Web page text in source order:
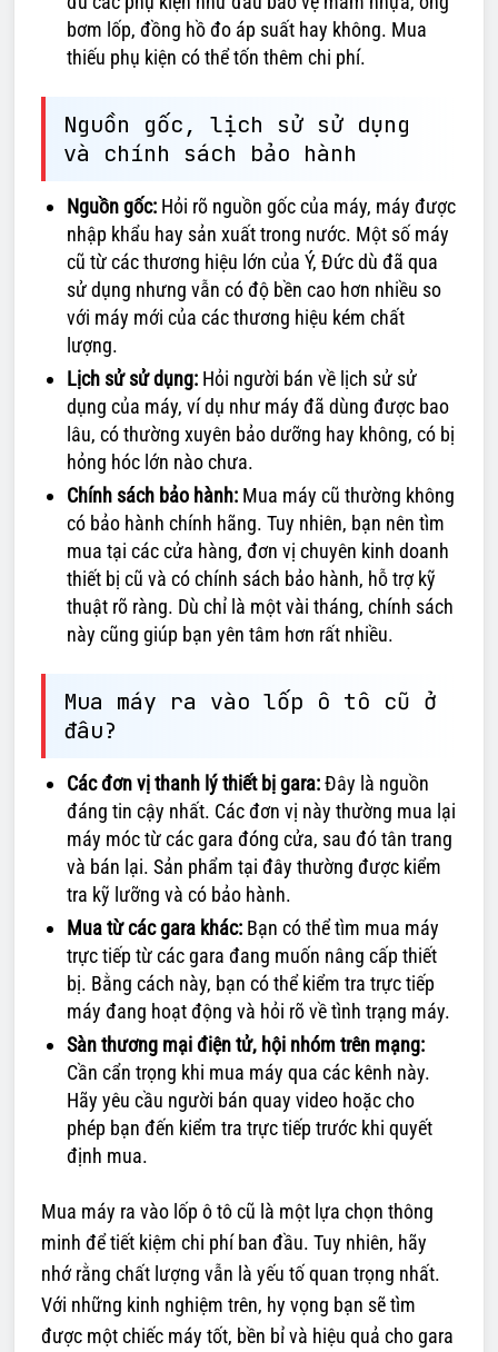
bơm lốp, đồng hồ đo áp suất hay không. Mua
thiếu phụ kiện có thể tốn thêm chi phí.
Nguồn gốc, lịch sử sử dụng
và chính sách bảo hành
Nguồn gốc: Hỏi rõ nguồn gốc của máy, máy được
nhập khẩu hay sản xuất trong nước. Một số máy
cũ từ các thương hiệu lớn của Ý, Đức dù đã qua
sử dụng nhưng vẫn có độ bền cao hơn nhiều so
với máy mới của các thương hiệu kém chất
lượng.
Lịch sử sử dụng: Hỏi người bán về lịch sử sử
dụng của máy, ví dụ như máy đã dùng được bao
lâu, có thường xuyên bảo dưỡng hay không, có bị
hỏng hóc lớn nào chưa.
Chính sách bảo hành: Mua máy cũ thường không
có bảo hành chính hãng. Tuy nhiên, bạn nên tìm
mua tại các cửa hàng, đơn vị chuyên kinh doanh
thiết bị cũ và có chính sách bảo hành, hỗ trợ kỹ
thuật rõ ràng. Dù chỉ là một vài tháng, chính sách
này cũng giúp bạn yên tâm hơn rất nhiều.
Mua máy ra vào lốp ô tô cũ ở
đâu?
Các đơn vị thanh lý thiết bị gara:Đây là nguồn
đáng tin cậy nhất. Các đơn vị này thường mua lại
máy móc từ các gara đóng cửa, sau đó tân trang
và bán lại. Sản phẩm tại đây thường được kiểm
tra kỹ lưỡng và có bảo hành.
Mua từ các gara khác: Bạn có thể tìm mua máy
trực tiếp từ các gara đang muốn nâng cấp thiết
bị. Bằng cách này, bạn có thể kiểm tra trực tiếp
máy đang hoạt động và hỏi rõ về tình trạng máy.
Sàn thương mại điện tử, hội nhóm trên mạng:
Cần cẩn trọng khi mua máy qua các kênh này.
Hãy yêu cầu người bán quay video hoặc cho
phép bạn đến kiểm tra trực tiếp trước khi quyết
định mua.
Mua máy ra vào lốp ô tô cũ là một lựa chọn thông
minh để tiết kiệm chi phí ban đầu. Tuy nhiên, hãy
nhớ rằng chất lượng vẫn là yếu tố quan trọng nhất.
Với những kinh nghiệm trên, hy vọng bạn sẽ tìm
được một chiếc máy tốt, bền bỉ và hiệu quả cho gara